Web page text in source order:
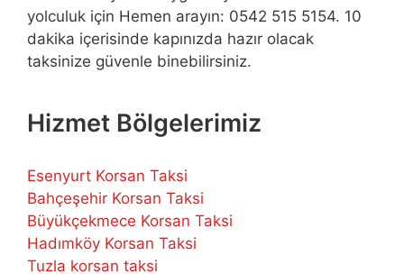
yolculuk için Hemen arayın: 0542 515 5154. 10
dakika içerisinde kapınızda hazır olacak
taksinize güvenle binebilirsiniz.
Hizmet Bölgelerimiz
Esenyurt Korsan Taksi
Bahçeşehir Korsan Taksi
Büyükçekmece Korsan Taksi
Hadımköy Korsan Taksi
Tuzla korsan taksi